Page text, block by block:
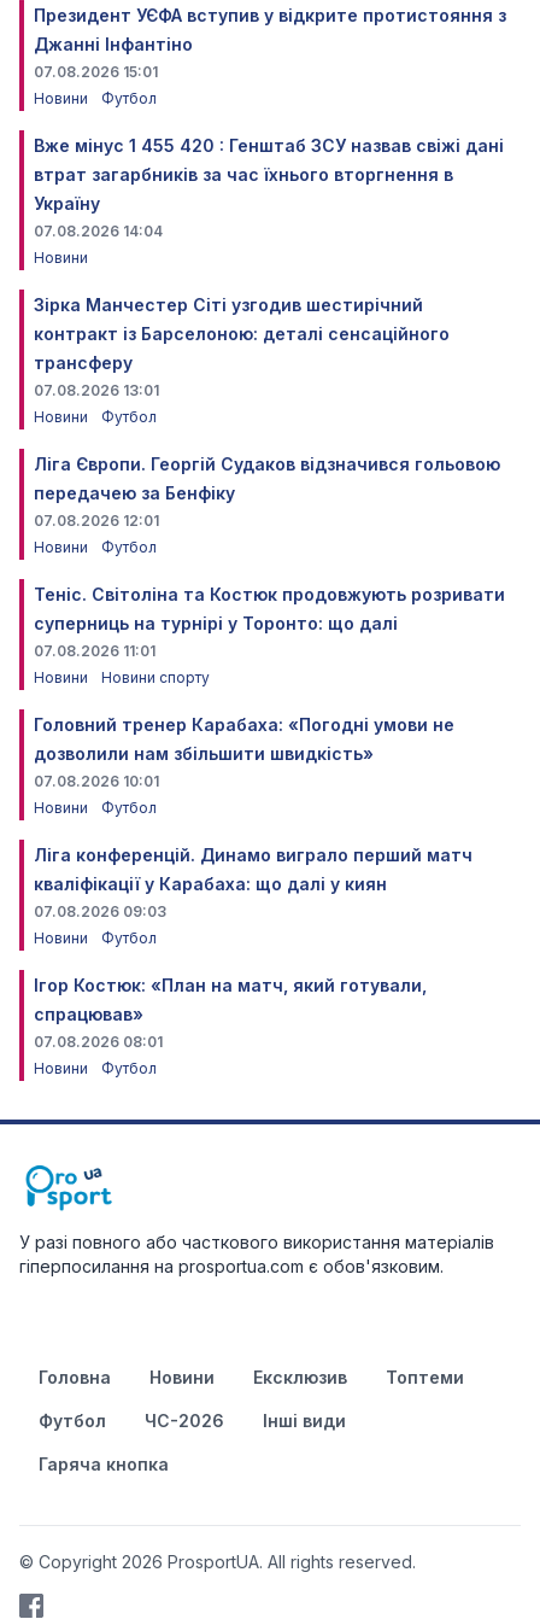
Президент УЄФА вступив у відкрите протистояння з
Джанні Інфантіно
07.08.2026 15:01
Новини
Футбол
Вже мінус 1 455 420 : Генштаб ЗСУ назвав свіжі дані
втрат загарбників за час їхнього вторгнення в
Україну
07.08.2026 14:04
Новини
Зірка Манчестер Сіті узгодив шестирічний
контракт із Барселоною: деталі сенсаційного
трансферу
07.08.2026 13:01
Новини
Футбол
Ліга Європи. Георгій Судаков відзначився гольовою
передачею за Бенфіку
07.08.2026 12:01
Новини
Футбол
Теніс. Світоліна та Костюк продовжують розривати
суперниць на турнірі у Торонто: що далі
07.08.2026 11:01
Новини
Новини спорту
Головний тренер Карабаха: «Погодні умови не
дозволили нам збільшити швидкість»
07.08.2026 10:01
Новини
Футбол
Ліга конференцій. Динамо виграло перший матч
кваліфікації у Карабаха: що далі у киян
07.08.2026 09:03
Новини
Футбол
Ігор Костюк: «План на матч, який готували,
спрацював»
07.08.2026 08:01
Новини
Футбол
У разі повного або часткового використання матеріалів
гіперпосилання на prosportua.com є обов'язковим.
Головна Новини Ексклюзив Топтеми
Футбол ЧС-2026 Інші види
Гаряча кнопка
© Copyright 2026 ProsportUA. All rights reserved.